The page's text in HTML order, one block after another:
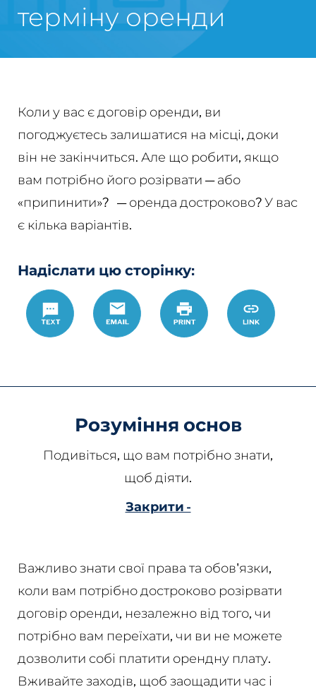
терміну оренди
Коли у вас є договір оренди, ви
погоджуєтесь залишатися на місці, доки
він не закінчиться. Але що робити, якщо
вам потрібно його розірвати — або
«припинити»? — оренда достроково? У вас
є кілька варіантів.
Надіслати цю сторінку:
Text
Email Роздрукувати
https://
Link
Розуміння основ
Подивіться, що вам потрібно знати,
щоб діяти.
Закрити -
Важливо знати свої права та обов'язки,
коли вам потрібно достроково розірвати
договір оренди, незалежно від того, чи
потрібно вам переїхати, чи ви не можете
дозволити собі платити орендну плату.
Вживайте заходів, щоб заощадити час і